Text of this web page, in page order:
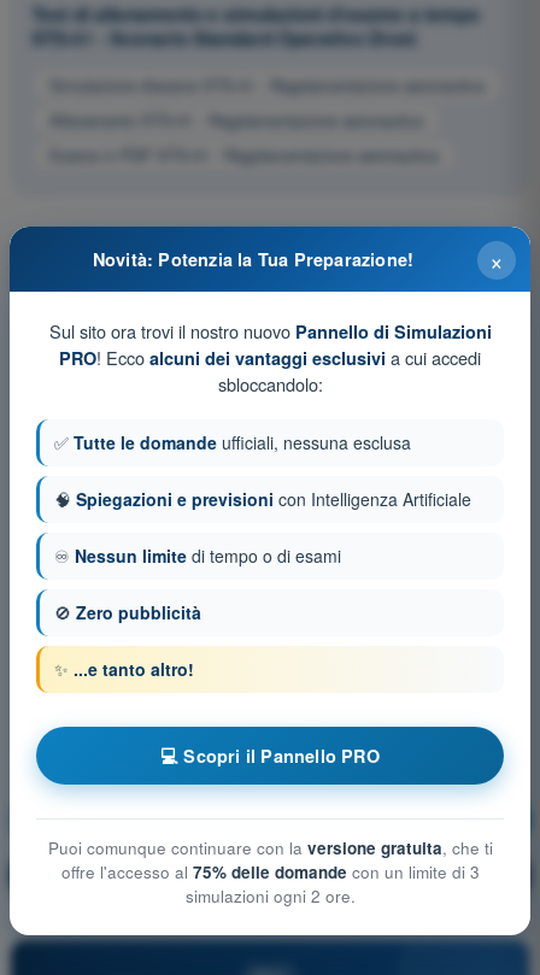
Test di allenamento e simulazioni d'esame a tempo
STS-01 - Scenario Standard Operativo Droni
Simulazione d'esame STS-01 - Regolamentazione aeronautica
Allenamento STS-01 - Regolamentazione aeronautica
Esame in PDF STS-01 - Regolamentazione aeronautica
Regolamentazione aeronautica Allenamento!
🔒 PRO Spiegazione domanda
×
Novità: Potenzia la Tua Preparazione!
Sul sito ora trovi il nostro nuovo Pannello di Simulazioni
PRO! Ecco alcuni dei vantaggi esclusivi a cui accedi
sbloccandolo:
✅ Tutte le domande ufficiali, nessuna esclusa
🧠 Spiegazioni e previsioni con Intelligenza Artificiale
♾️ Nessun limite di tempo o di esami
🚫 Zero pubblicità
✨ ...e tanto altro!
💻 Scopri il Pannello PRO
Puoi comunque continuare con la versione gratuita, che ti
offre l'accesso al 75% delle domande con un limite di 3
simulazioni ogni 2 ore.